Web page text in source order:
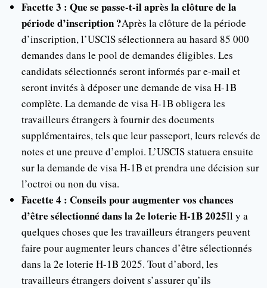
Facette 3 : Que se passe-t-il après la clôture de la
période d’inscription ?Après la clôture de la période
d’inscription, l’USCIS sélectionnera au hasard 85 000
demandes dans le pool de demandes éligibles. Les
candidats sélectionnés seront informés par e-mail et
seront invités à déposer une demande de visa H-1B
complète. La demande de visa H-1B obligera les
travailleurs étrangers à fournir des documents
supplémentaires, tels que leur passeport, leurs relevés de
notes et une preuve d’emploi. L’USCIS statuera ensuite
sur la demande de visa H-1B et prendra une décision sur
l’octroi ou non du visa.
Facette 4 : Conseils pour augmenter vos chances
d’être sélectionné dans la 2e loterie H-1B 2025Il y a
quelques choses que les travailleurs étrangers peuvent
faire pour augmenter leurs chances d’être sélectionnés
dans la 2e loterie H-1B 2025. Tout d’abord, les
travailleurs étrangers doivent s’assurer qu’ils